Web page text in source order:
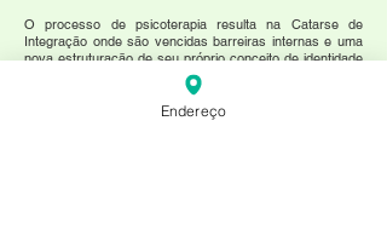
O processo de psicoterapia resulta na Catarse de
Integração onde são vencidas barreiras internas e uma
nova estruturação de seu próprio conceito de identidade
(EU) dentro de um contexto mais saudável e satisfatório
da vida nos relacionamentos de cunho amoroso ou
afetivo, vida profissional e numa reorganização de seu
Endereço